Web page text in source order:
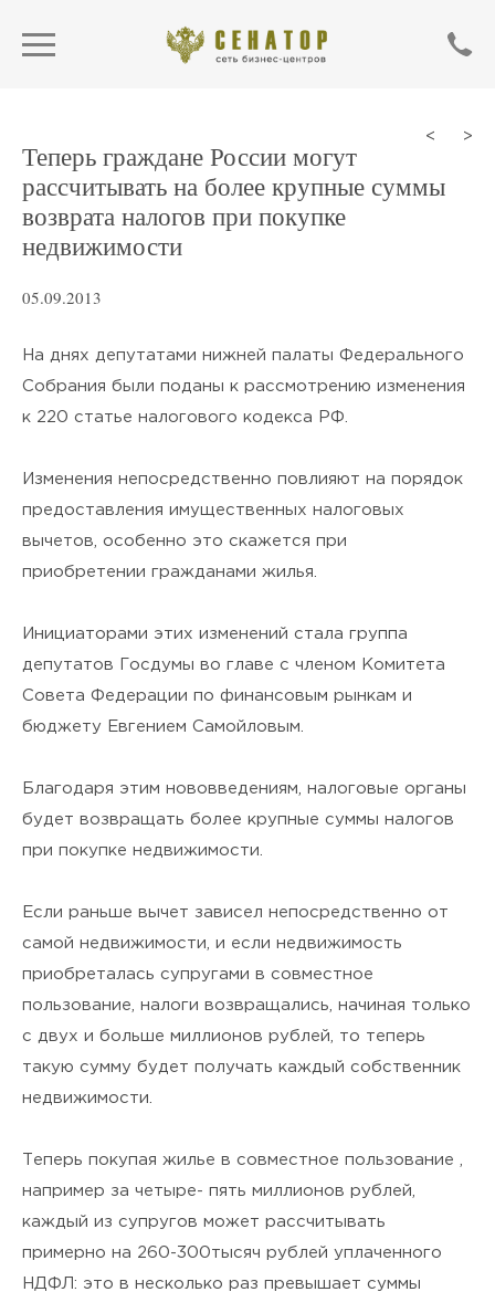
< >
Теперь граждане России могут
рассчитывать на более крупные суммы
возврата налогов при покупке
недвижимости
05.09.2013
На днях депутатами нижней палаты Федерального
Собрания были поданы к рассмотрению изменения
к 220 статье налогового кодекса РФ.
Изменения непосредственно повлияют на порядок
предоставления имущественных налоговых
вычетов, особенно это скажется при
приобретении гражданами жилья.
Инициаторами этих изменений стала группа
депутатов Госдумы во главе с членом Комитета
Совета Федерации по финансовым рынкам и
бюджету Евгением Самойловым.
Благодаря этим нововведениям, налоговые органы
будет возвращать более крупные суммы налогов
при покупке недвижимости.
Если раньше вычет зависел непосредственно от
самой недвижимости, и если недвижимость
приобреталась супругами в совместное
пользование, налоги возвращались, начиная только
с двух и больше миллионов рублей, то теперь
такую сумму будет получать каждый собственник
недвижимости.
Теперь покупая жилье в совместное пользование ,
например за четыре- пять миллионов рублей,
каждый из супругов может рассчитывать
примерно на 260-300тысяч рублей уплаченного
НДФЛ: это в несколько раз превышает суммы
ОТПРАВИТЬ
я подтверждаю своёСогласие
на обработку персональных
Политикой
конфиденциальности